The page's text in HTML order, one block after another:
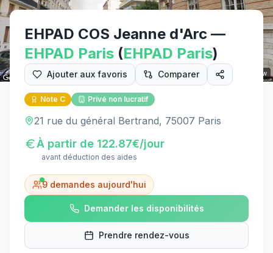
Street View
EHPAD COS Jeanne d'Arc —
EHPAD Paris (EHPAD Paris)
Ajouter aux favoris Comparer
Note C Privé non lucratif
21 rue du général Bertrand, 75007 Paris
À partir de 122.87€/jour
avant déduction des aides
9 demandes aujourd'hui
Demander les disponibilités
Prendre rendez-vous